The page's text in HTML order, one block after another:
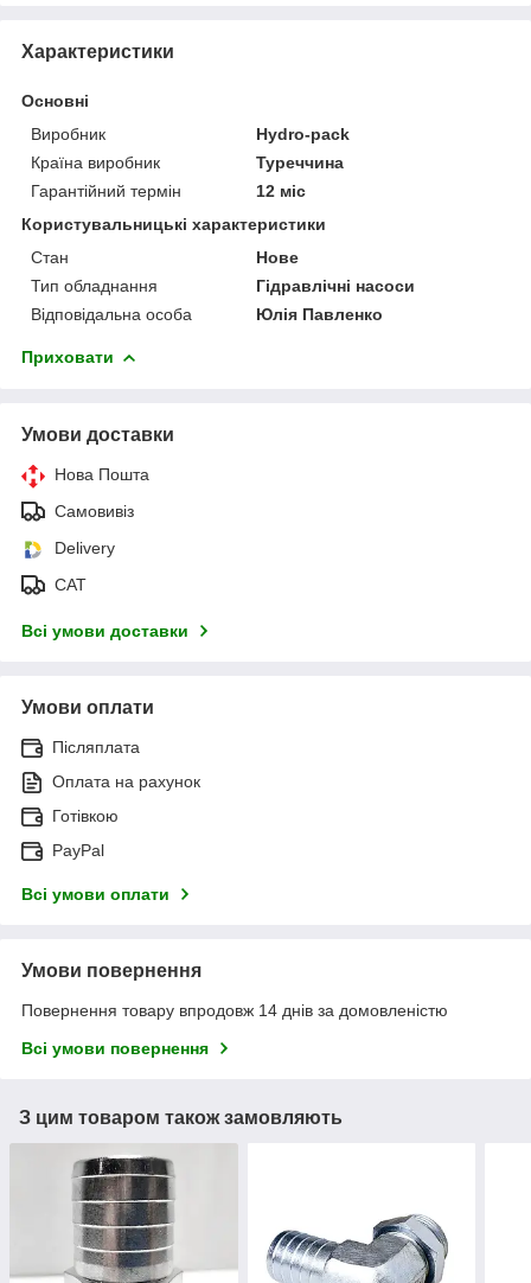
Характеристики
Основні
Виробник
Hydro-pack
Країна виробник
Туреччина
Гарантійний термін
12 міс
Користувальницькі характеристики
Стан
Нове
Тип обладнання
Гідравлічні насоси
Відповідальна особа
Юлія Павленко
Приховати
Умови доставки
Нова Пошта
Самовивіз
Delivery
САТ
Всі умови доставки
Умови оплати
Післяплата
Оплата на рахунок
Готівкою
PayPal
Всі умови оплати
Умови повернення
Повернення товару впродовж 14 днів за домовленістю
Всі умови повернення
З цим товаром також замовляють